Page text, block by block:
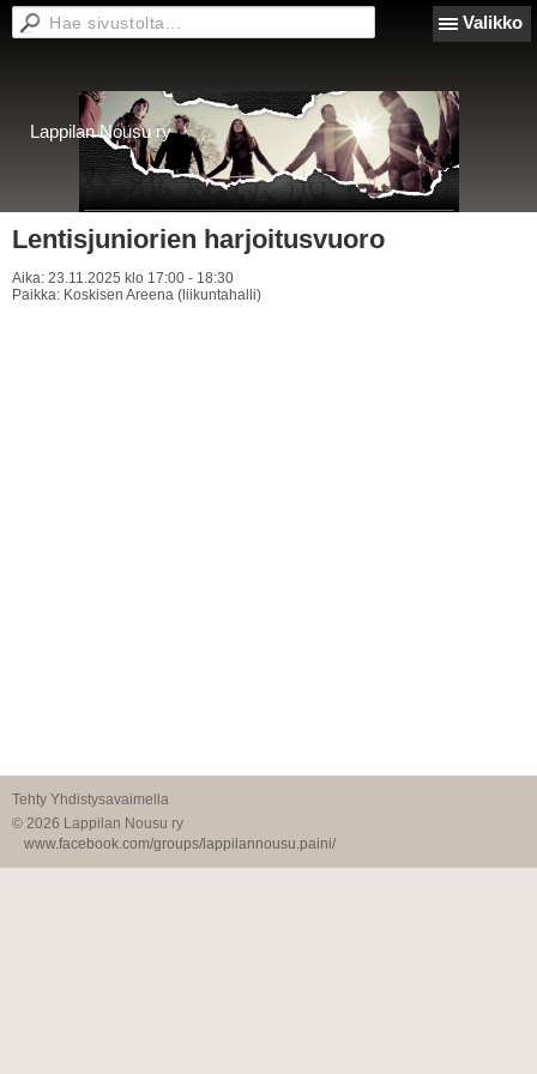
Valikko
Lappilan Nousu ry
Lentisjuniorien harjoitusvuoro
Aika: 23.11.2025 klo 17:00 - 18:30
Paikka: Koskisen Areena (liikuntahalli)
Tehty Yhdistysavaimella
© 2026 Lappilan Nousu ry
www.facebook.com/groups/lappilannousu.paini/